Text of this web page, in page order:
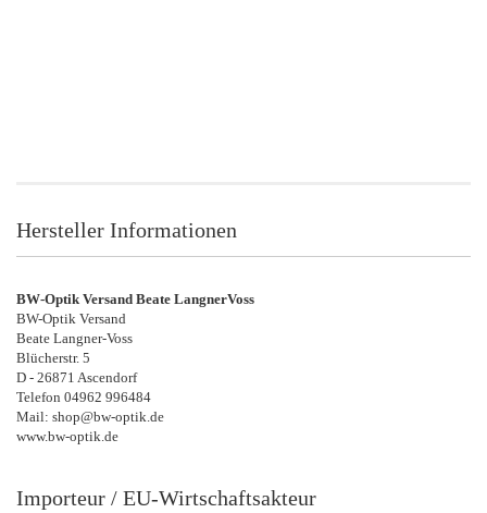
Hersteller Informationen
BW-Optik Versand Beate LangnerVoss
BW-Optik Versand
Beate Langner-Voss
Blücherstr. 5
D - 26871 Ascendorf
Telefon 04962 996484
Mail: shop@bw-optik.de
www.bw-optik.de
Importeur / EU-Wirtschaftsakteur